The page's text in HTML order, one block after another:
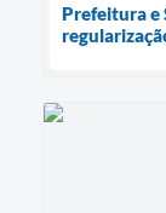
Prefeitura e